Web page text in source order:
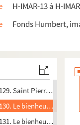
H-IMAR-13 à H-
Fonds Humbert,
125. Le bienheureux
Saint Pierre Canisius
Saint Pierre Canisius
Saint Pierre Clavier,
Le bienheureux Pierre
Le bienheureux Pierre